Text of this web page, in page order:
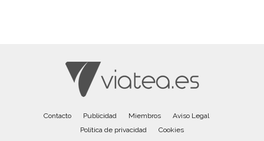
Contacto Publicidad Miembros
Aviso Legal
Política de privacidad
Cookies